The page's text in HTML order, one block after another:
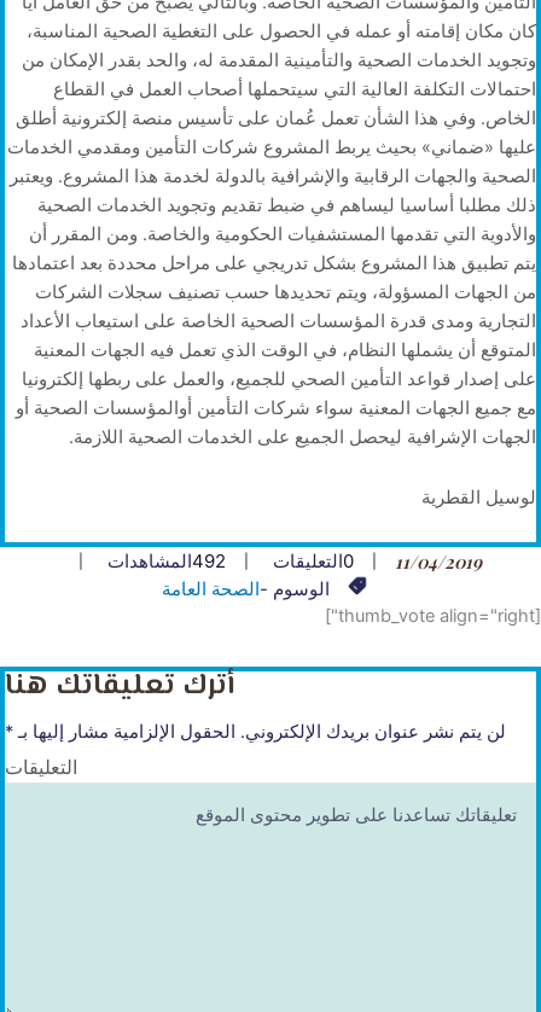
كان مكان إقامته أو عمله في الحصول على التغطية الصحية المناسبة،
وتجويد الخدمات الصحية والتأمينية المقدمة له، والحد بقدر الإمكان من
احتمالات التكلفة العالية التي سيتحملها أصحاب العمل في القطاع
الخاص. وفي هذا الشأن تعمل عُمان على تأسيس منصة إلكترونية أطلق
عليها «ضماني» بحيث يربط المشروع شركات التأمين ومقدمي الخدمات
الصحية والجهات الرقابية والإشرافية بالدولة لخدمة هذا المشروع. ويعتبر
ذلك مطلبا أساسيا ليساهم في ضبط تقديم وتجويد الخدمات الصحية
والأدوية التي تقدمها المستشفيات الحكومية والخاصة. ومن المقرر أن
يتم تطبيق هذا المشروع بشكل تدريجي على مراحل محددة بعد اعتمادها
من الجهات المسؤولة، ويتم تحديدها حسب تصنيف سجلات الشركات
التجارية ومدى قدرة المؤسسات الصحية الخاصة على استيعاب الأعداد
المتوقع أن يشملها النظام، في الوقت الذي تعمل فيه الجهات المعنية
على إصدار قواعد التأمين الصحي للجميع، والعمل على ربطها إلكترونيا
مع جميع الجهات المعنية سواء شركات التأمين أوالمؤسسات الصحية أو
الجهات الإشرافية ليحصل الجميع على الخدمات الصحية اللازمة.
لوسيل القطرية
11/04/2019
0التعليقات 492المشاهدات
الوسوم -الصحة العامة
[thumb_vote align="right"]
أترك تعليقاتك هنا
لن يتم نشر عنوان بريدك الإلكتروني. الحقول الإلزامية مشار إليها بـ*
التعليقات